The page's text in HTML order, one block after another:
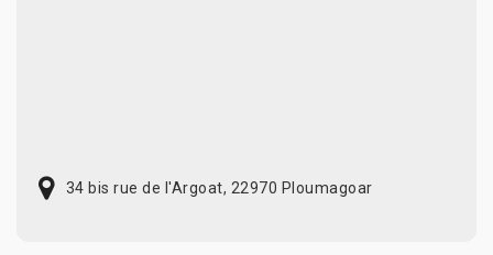
34 bis rue de l'Argoat, 22970 Ploumagoar